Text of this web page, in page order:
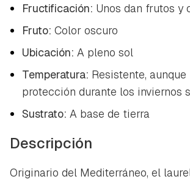
Fructificación: Unos dan frutos y
Fruto: Color oscuro
Ubicación: A pleno sol
Temperatura: Resistente,
protección durante los inviernos
Sustrato: A base de tierra
Descripción
Originario del Mediterráneo, el